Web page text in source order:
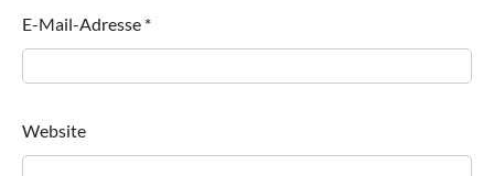
E-Mail-Adresse *
Website